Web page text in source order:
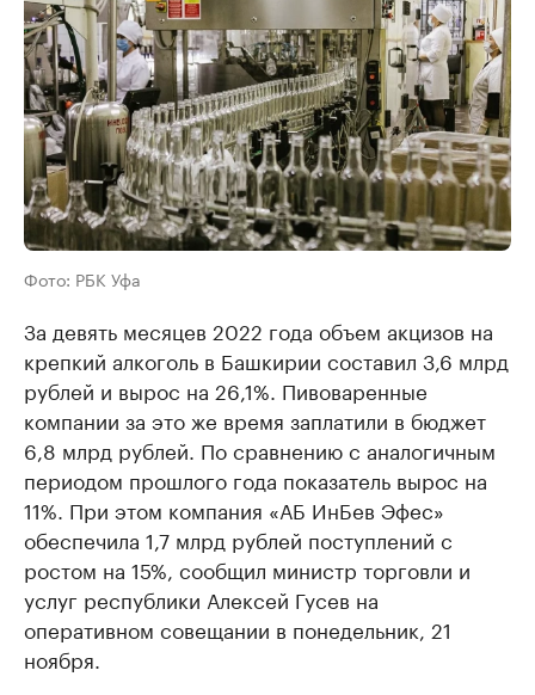
Фото: РБК Уфа
За девять месяцев 2022 года объем акцизов на
крепкий алкоголь в Башкирии составил 3,6 млрд
рублей и вырос на 26,1%. Пивоваренные
компании за это же время заплатили в бюджет
6,8 млрд рублей. По сравнению с аналогичным
периодом прошлого года показатель вырос на
11%. При этом компания «АБ ИнБев Эфес»
обеспечила 1,7 млрд рублей поступлений с
ростом на 15%, сообщил министр торговли и
услуг республики Алексей Гусев на
оперативном совещании в понедельник, 21
ноября.